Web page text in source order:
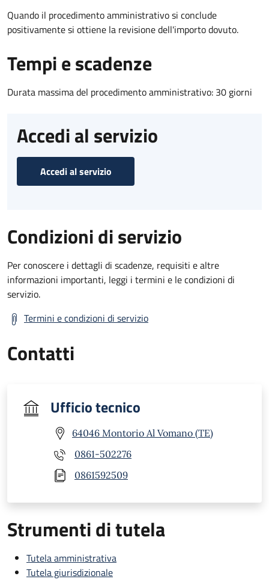
Quando il procedimento amministrativo si conclude
positivamente si ottiene la revisione dell'importo dovuto.
Tempi e scadenze
Durata massima del procedimento amministrativo: 30 giorni
Accedi al servizio
Accedi al servizio
Condizioni di servizio
Per conoscere i dettagli di scadenze, requisiti e altre
informazioni importanti, leggi i termini e le condizioni di
servizio.
Termini e condizioni di servizio
Contatti
Ufficio tecnico
64046 Montorio Al Vomano (TE)
0861-502276
0861592509
Strumenti di tutela
Tutela amministrativa
Tutela giurisdizionale